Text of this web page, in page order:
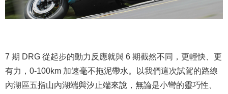
7 期 DRG 從起步的動力反應就與 6 期截然不同，更輕快、更
有力，0-100km 加速毫不拖泥帶水。以我們這次試駕的路線
內湖區五指山內湖端與汐止端來說，無論是小彎的靈巧性、